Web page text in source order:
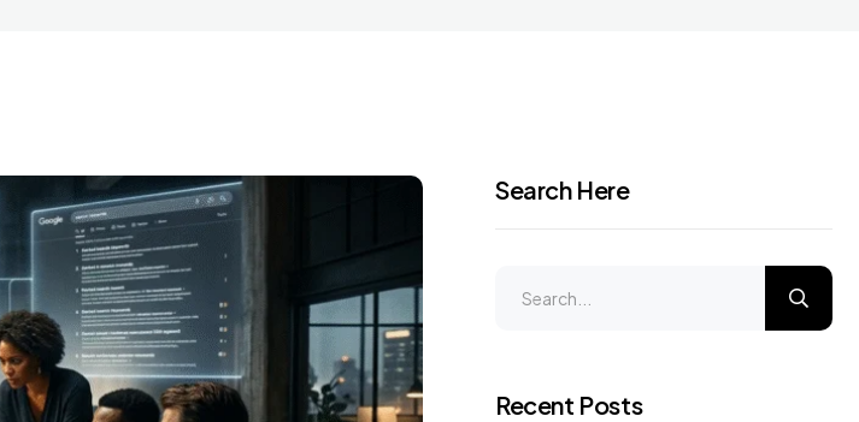
Search Here
Recent Posts